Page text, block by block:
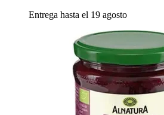
Entrega hasta el 19 agosto